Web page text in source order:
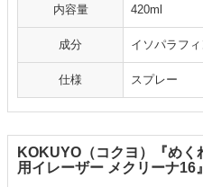
内容量 420ml
成分 イソパラフ
仕様 スプレー
KOKUYO（コクヨ）『めく
用イレーザー メクリーナ16』